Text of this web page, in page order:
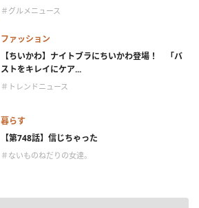
＃グルメニュース
ファッション
【ちいかわ】ナイトブラにちいかわ登場！ 「バ
ストをキレイにケア...
＃トレンドニュース
暮らす
【第748話】信じちゃった
＃ないものねだりの女達。